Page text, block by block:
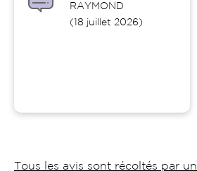
RAYMOND
(18 juillet 2026)
Tous les avis sont récoltés par un